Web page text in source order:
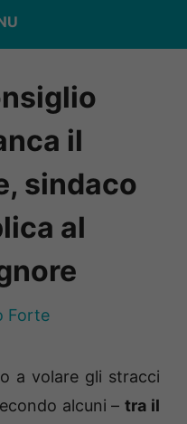
il
sindaco
al
Forte
a volare gli stracci
alcuni –tra il